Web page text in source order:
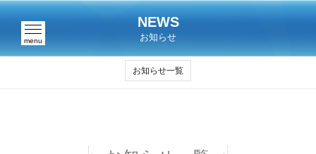
menu
NEWS
お知らせ
お知らせ一覧